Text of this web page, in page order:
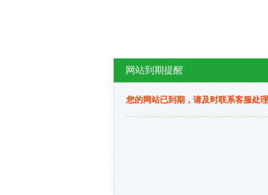
网站到期提醒
您的网站已到期，请及时联系客服处理